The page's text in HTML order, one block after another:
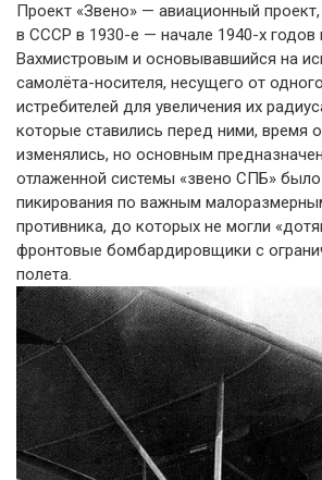
Проект «Звено» — авиационный
в СССР в 1930-е — начале 1940-х годов
Вахмистровым и основывавшийся на
самолёта-носителя, несущего от
истребителей для увеличения их
которые ставились перед ними, время
изменялись, но основным
отлаженной системы «звено СПБ»
пикирования по важным
противника, до которых не могли
фронтовые бомбардировщики с
полета.